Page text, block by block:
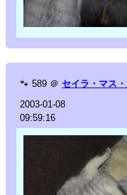
🐾 589 ＠ セイラ・マス
2003-01-08
09:59:16